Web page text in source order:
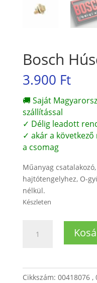
Bosch
3.900 Ft
🚚 Saját
szállítással
✓ Délig leadott
✓ akár a
a csomag
Műanyag
hajtótengelyhez, O-
nélkül.
Készleten
Húsdaráló
Cikkszám: 00418076 ,